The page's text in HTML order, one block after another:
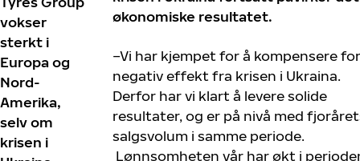
vokser
sterkt i
Europa og
Nord-
Amerika,
selv om
krisen i
økonomiske resultatet.
–Vi har kjempet for å kompensere for
negativ effekt fra krisen i Ukraina.
Derfor har vi klart å levere solide
resultater, og er på nivå med
salgsvolum i samme periode.
Lønnsomheten vår har økt i